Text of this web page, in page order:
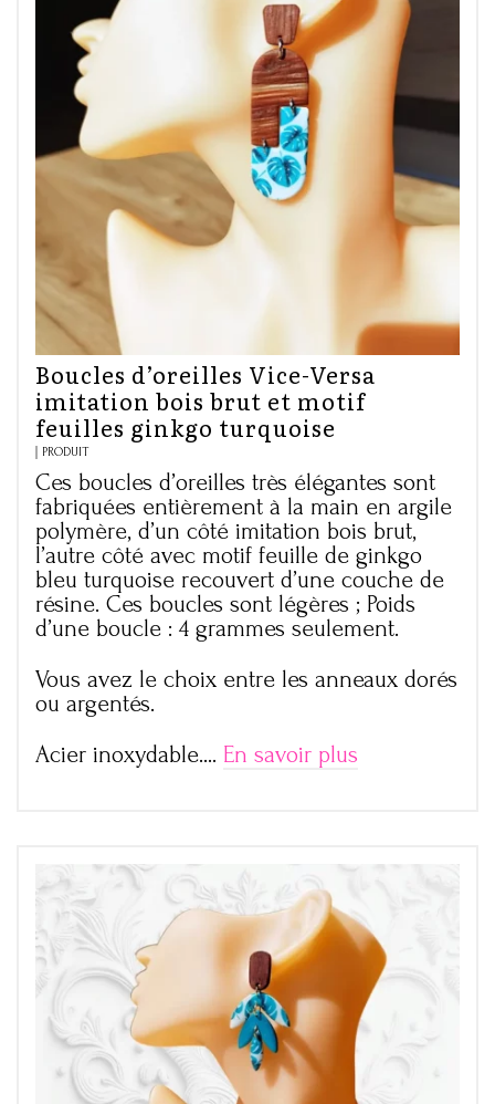
Boucles d’oreilles Vice-Versa
imitation bois brut et motif
feuilles ginkgo turquoise
PRODUIT
Ces boucles d’oreilles très élégantes sont
fabriquées entièrement à la main en argile
polymère, d’un côté imitation bois brut,
l’autre côté avec motif feuille de ginkgo
bleu turquoise recouvert d’une couche de
résine. Ces boucles sont légères ; Poids
d’une boucle : 4 grammes seulement.
Vous avez le choix entre les anneaux dorés
ou argentés.
Acier inoxydable.… En savoir plus